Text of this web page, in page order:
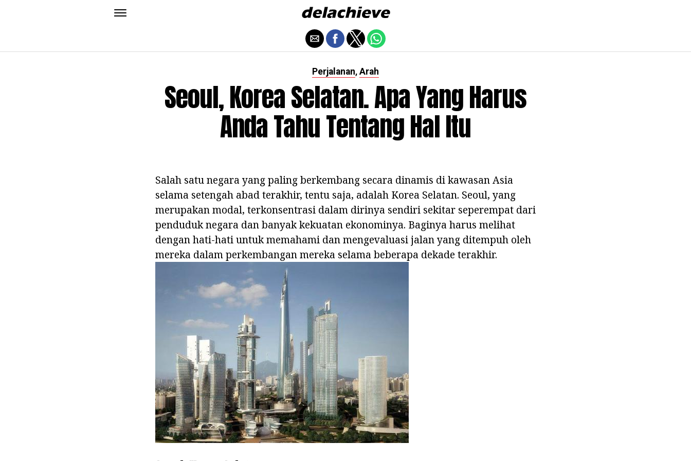
Perjalanan, Arah
Seoul, Korea Selatan. Apa Yang Harus
Anda Tahu Tentang Hal Itu
Salah satu negara yang paling berkembang secara dinamis di kawasan Asia
selama setengah abad terakhir, tentu saja, adalah Korea Selatan. Seoul, yang
merupakan modal, terkonsentrasi dalam dirinya sendiri sekitar seperempat dari
penduduk negara dan banyak kekuatan ekonominya. Baginya harus melihat
dengan hati-hati untuk memahami dan mengevaluasi jalan yang ditempuh oleh
mereka dalam perkembangan mereka selama beberapa dekade terakhir.